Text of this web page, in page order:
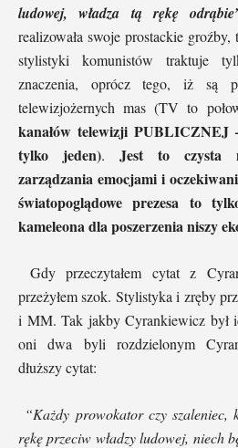
ludowej, władza tą rękę
realizowała swoje prostackie groźby,
stylistyki komunistów traktuje
znaczenia, oprócz tego, iż są
telewizjożernych mas (TV to
kanałów telewizji PUBLICZNEJ
tylko jeden). Jest to czysta
zarządzania emocjami i
światopoglądowe prezesa to
kameleona dla poszerzenia niszy
Gdy przeczytałem cytat z
przeżyłem szok. Stylistyka i zręby
i MM. Tak jakby Cyrankiewicz był
oni dwa byli rozdzielonym
dłuższy cytat:
“Każdy prowokator czy szaleniec,
rękę przeciw władzy ludowej, niech